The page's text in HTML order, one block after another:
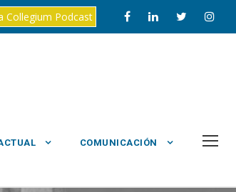
Collegium Podcast
COMUNICACIÓN